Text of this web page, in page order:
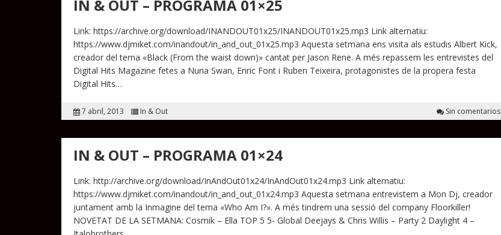
IN & OUT – PROGRAMA 01×25
Link: https://archive.org/download/INANDOUT01x25/INANDOUT01x25.mp3 Link alternatiu:
https://www.djmiket.com/inandout/in_and_out_01x25.mp3 Aquesta setmana ens visita als estudis Albert Kick,
creador del tema «Black (From the waist down)» cantat per Jason Rene. A més repassem les entrevistes del
Digital Hits Magazine fetes a Nuria Swan, Enric Font i Ruben Teixeira, protagonistes de la propera festa
Digital Hits…
7 abril, 2013 In & Out Sin comentarios
IN & OUT – PROGRAMA 01×24
Link: http://archive.org/download/InAndOut01x24/InAndOut01x24.mp3 Link alternatiu:
https://www.djmiket.com/inandout/in_and_out_01x24.mp3 Aquesta setmana entrevistem a Mon Dj, creador
juntament amb la Inmagine del tema «Who Am I?». A més tindrem una sessió del company Floorkiller!
NOVETAT DE LA SETMANA: Cosmik – Ella TOP 5 5- Global Deejays & Chris Willis – Party 2 Daylight 4 –